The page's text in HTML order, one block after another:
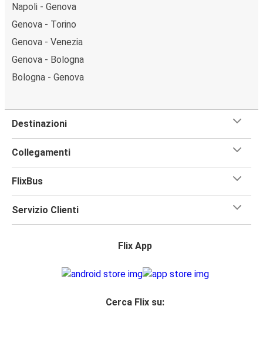
Napoli - Genova
Genova - Torino
Genova - Venezia
Genova - Bologna
Bologna - Genova
Destinazioni
Collegamenti
FlixBus
Servizio Clienti
Flix App
Cerca Flix su: